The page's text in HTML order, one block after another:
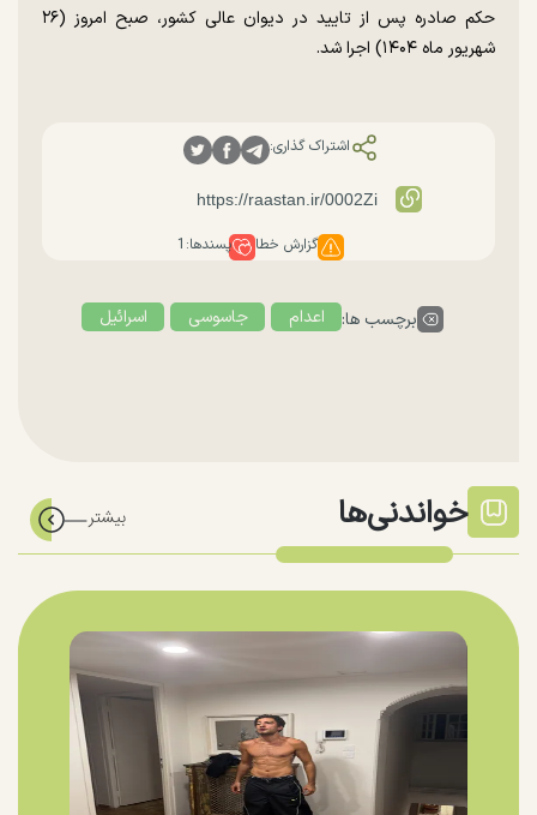
حکم صادره پس از تایید در دیوان عالی کشور، صبح امروز (۲۶
شهریور ماه ۱۴۰۴) اجرا شد.
اشتراک گذاری:
گزارش خطا پسندها: 1
برچسب ها: اعدام جاسوسی اسرائیل
خواندنی‌ها